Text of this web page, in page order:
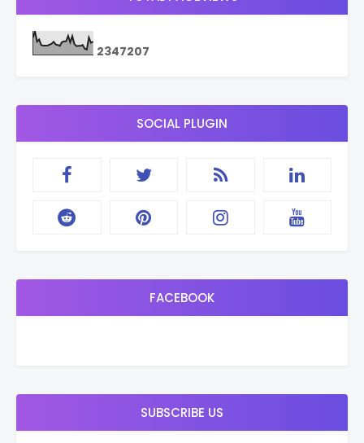
2347207
SOCIAL PLUGIN
FACEBOOK
SUBSCRIBE US